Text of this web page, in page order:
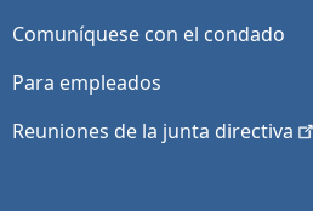
Comuníquese con el condado
Para empleados
Reuniones de la junta directiva